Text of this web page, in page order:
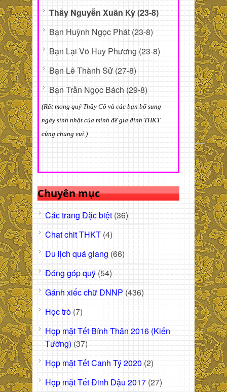
Thầy Nguyễn Xuân Kỳ (23-8)
Bạn Huỳnh Ngọc Phát (23-8)
Bạn Lại Võ Huy Phương (23-8)
Bạn Lê Thành Sử (27-8)
Bạn Trần Ngọc Bách (29-8)
(Rất mong quý Thầy Cô và các bạn bổ sung
ngày sinh nhật của mình để gia đình THKT
cùng chung vui.)
Chuyên mục
Các trang Đặc biệt (36)
Chat chit THKT (4)
Du lịch quá giang (66)
Đóng góp quỹ (54)
Gánh xiếc chữ DNNP (436)
Học trò (7)
Họp mặt Tết Bính Thân 2016 (Kiến
Tường) (37)
Họp mặt Tết Canh Tý 2020 (2)
Họp mặt Tết Đinh Dậu 2017 (27)